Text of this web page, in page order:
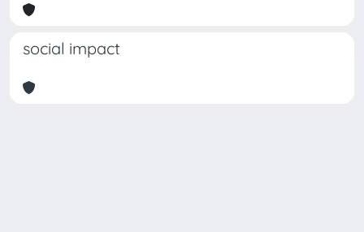
social impact